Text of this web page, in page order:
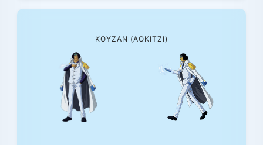
ΚΟΥΖΆΝ (ΑΟΚΊΤΖΙ)